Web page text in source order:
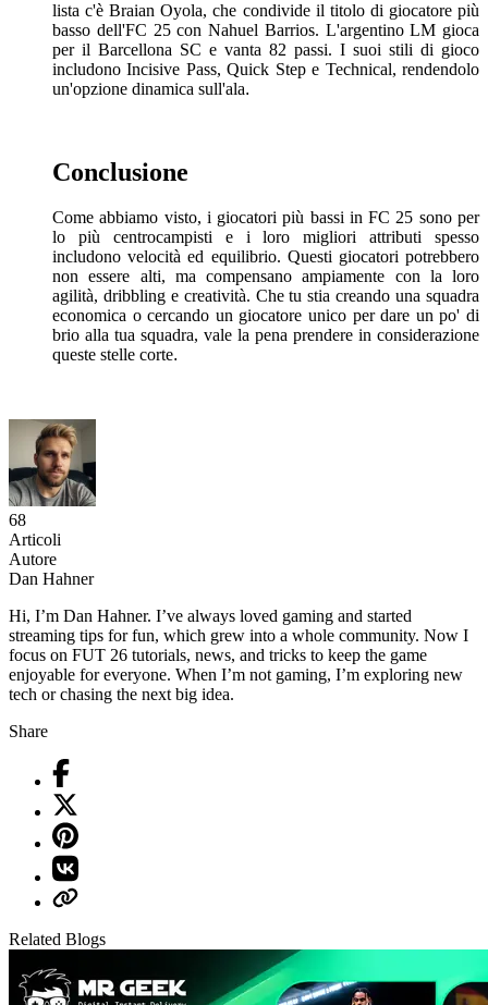
lista c'è Braian Oyola, che condivide il titolo di giocatore più
basso dell'FC 25 con Nahuel Barrios. L'argentino LM gioca
per il Barcellona SC e vanta 82 passi. I suoi stili di gioco
includono Incisive Pass, Quick Step e Technical, rendendolo
un'opzione dinamica sull'ala.
Conclusione
Come abbiamo visto, i giocatori più bassi in FC 25 sono per
lo più centrocampisti e i loro migliori attributi spesso
includono velocità ed equilibrio. Questi giocatori potrebbero
non essere alti, ma compensano ampiamente con la loro
agilità, dribbling e creatività. Che tu stia creando una squadra
economica o cercando un giocatore unico per dare un po' di
brio alla tua squadra, vale la pena prendere in considerazione
queste stelle corte.
68
Articoli
Autore
Dan Hahner
Hi, I’m Dan Hahner. I’ve always loved gaming and started
streaming tips for fun, which grew into a whole community. Now I
focus on FUT 26 tutorials, news, and tricks to keep the game
enjoyable for everyone. When I’m not gaming, I’m exploring new
tech or chasing the next big idea.
Share
Related Blogs